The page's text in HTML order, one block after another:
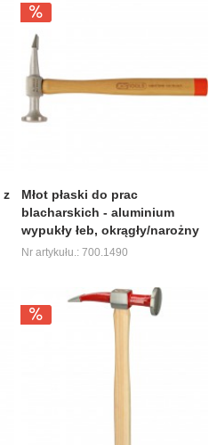
z
Młot płaski do prac
blacharskich - aluminium
wypukły łeb, okrągły/narożny
Nr artykułu.: 700.1490